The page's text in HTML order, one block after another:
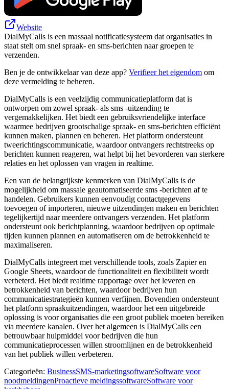
Website
DialMyCalls is een massaal notificatiesysteem dat organisaties in
staat stelt om snel spraak- en sms-berichten naar groepen te
verzenden.
Ben je de ontwikkelaar van deze app? Verifieer het eigendom om
deze vermelding te beheren.
DialMyCalls is een veelzijdig communicatieplatform dat is
ontworpen om zowel spraak- als sms -uitzending te
vergemakkelijken. Het biedt een gebruiksvriendelijke interface
waarmee bedrijven grootschalige spraak- en sms-berichten efficiënt
kunnen maken, plannen en beheren. Het platform ondersteunt
tweerichtingscommunicatie, waardoor ontvangers rechtstreeks op
berichten kunnen reageren, wat helpt bij het bevorderen van sterkere
relaties en het oplossen van vragen in realtime.
Een van de belangrijkste kenmerken van DialMyCalls is de
mogelijkheid om massale geautomatiseerde sms -berichten af ​​te
handelen. Gebruikers kunnen eenvoudig contactgegevens
toevoegen of importeren, nieuwe uitzendingen maken en berichten
tegelijkertijd naar meerdere ontvangers verzenden. Het platform
ondersteunt ook berichtplanning, waardoor bedrijven op optimale
tijden kunnen plannen en automatiseren om de betrokkenheid te
maximaliseren.
DialMyCalls integreert met verschillende tools, zoals Zapier en
Google Sheets, waardoor de functionaliteit en flexibiliteit wordt
verbeterd. Het biedt realtime rapportage over het leveren en
betrokkenheid van berichten, waardoor bedrijven hun
communicatiestrategieën kunnen verfijnen. Bovendien ondersteunt
het platform spraakuitzendingen, waardoor het een uitgebreide
oplossing is voor organisaties die een groot publiek moeten bereiken
via meerdere kanalen. Over het algemeen is DialMyCalls een
betrouwbaar hulpmiddel voor bedrijven die hun
communicatieprocessen willen stroomlijnen en de betrokkenheid
van het publiek willen verbeteren.
Categorieën: BusinessSMS-marketingsoftwareSoftware voor
noodmeldingenProactieve meldingssoftwareSoftware voor